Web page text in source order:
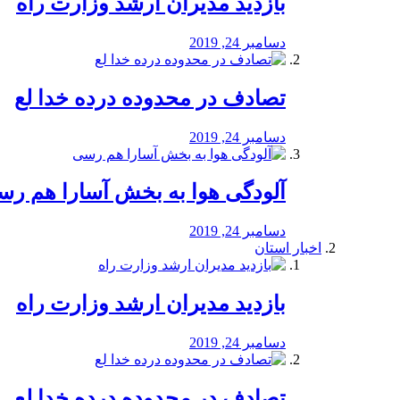
دسامبر 24, 2019
تصادف در محدوده درده خدا لع
دسامبر 24, 2019
آلودگی هوا به بخش آسارا هم
دسامبر 24, 2019
اخبار استان
بازدید مدیران ارشد وزارت راه
دسامبر 24, 2019